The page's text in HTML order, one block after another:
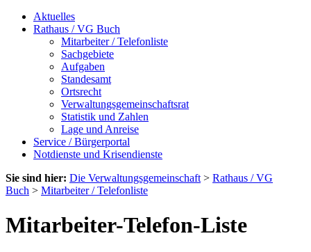
Aktuelles
Rathaus / VG Buch
Mitarbeiter / Telefonliste
Sachgebiete
Aufgaben
Standesamt
Ortsrecht
Verwaltungsgemeinschaftsrat
Statistik und Zahlen
Lage und Anreise
Service / Bürgerportal
Notdienste und Krisendienste
Sie sind hier: Die Verwaltungsgemeinschaft > Rathaus / VG
Buch > Mitarbeiter / Telefonliste
Mitarbeiter-Telefon-Liste